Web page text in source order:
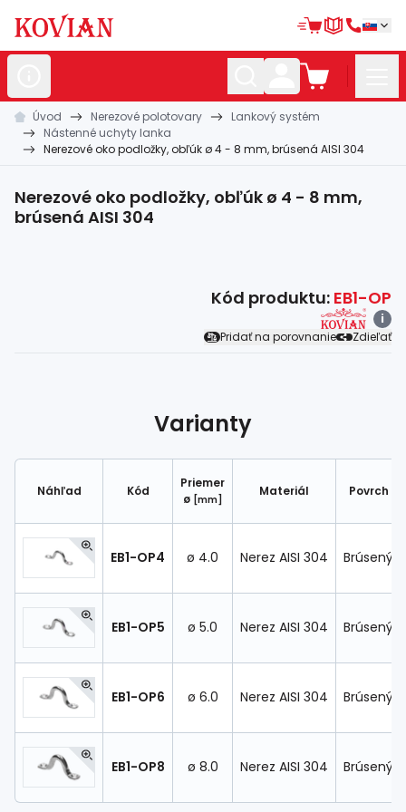
Nerezovépolotovary
Hliníkovépolotovary
Kovanépolotovary
Úvod Nerezové polotovary
Lankový systém
Nástenné uchyty lanka
Nerezové oko podložky, obľúk ø 4 - 8 mm, brúsená AISI 304
Nerezové oko podložky, obľúk ø 4 - 8 mm,
brúsená AISI 304
Kód produktu: EB1-OP
i
Pridať na porovnanie
Zdieľať
Varianty
Náhľad Kód
Priemer
ø [mm]
Materiál Povrch
EB1-OP4 ø 4.0 Nerez AISI 304 Brúsený
EB1-OP5 ø 5.0 Nerez AISI 304 Brúsený
EB1-OP6 ø 6.0 Nerez AISI 304 Brúsený
EB1-OP8 ø 8.0 Nerez AISI 304 Brúsený